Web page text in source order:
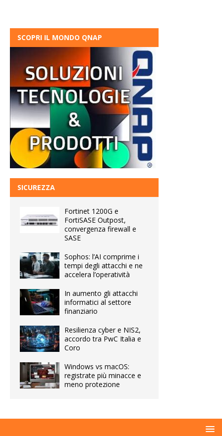
SCOPRI IL MONDO QNAP
SICUREZZA
Fortinet 1200G e
FortiSASE Outpost,
convergenza firewall e
SASE
Sophos: l’AI comprime i
tempi degli attacchi e ne
accelera l’operatività
In aumento gli attacchi
informatici al settore
finanziario
Resilienza cyber e NIS2,
accordo tra PwC Italia e
Coro
Windows vs macOS:
registrate più minacce e
meno protezione